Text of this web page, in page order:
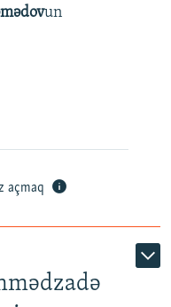
un
açmaq